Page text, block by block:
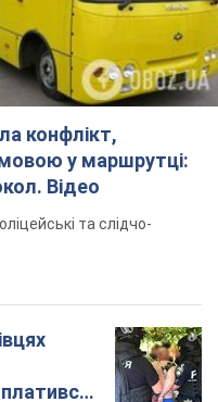
та слідчо-
у